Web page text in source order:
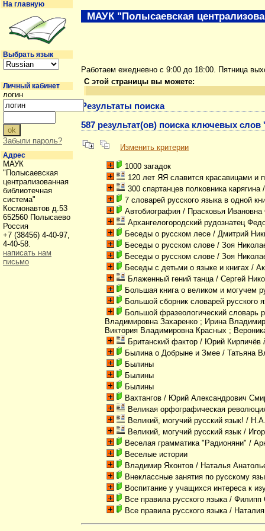
Работаем ежедневно с 9:00 до 18:00. Пятница
С этой страницы вы можете:
Результаты поиска
587 результат(ов) поиска ключевых слов
Изменить критерии
1000 загадок
120 лет ЯЯ славится красавицами и
300 спартанцев полковника карягина/
7 словарей русского языка в одной
Автобиография / Прасковья
Архангелогородский рудознатец
Беседы о русском лесе / Дмитрий
Беседы о русском слове / Зоя
Беседы о русском слове / Зоя
Беседы с детьми о языке и книгах /
Блаженный гений танца/ Сергей
Большая книга о великом и могучем
Большой сборник словарей русского
Большой фразеологический словарь
Владимировна Захаренко ; Ирина
Виктория Владимировна Красных ;
Британский фактор / Юрий Кирпичёв
Былина о Добрыне и Змее / Татьяна
Былины
Былины
Былины
Вахтангов / Юрий Александрович
Великая орфографическая
Великий, могучий русский язык! /
Великий, могучий русский язык /
Веселая грамматика "Радионяни" /
Веселые истории
Владимир Яхонтов / Наталья
Внеклассные занятия по русскому
Воспитание у учащихся интереса к
Все правила русского языка/ Филипп
Все правила русского языка/
МАУК "Полысаевская
На главную
Выбрать язык
Личный кабинет
логин
Забыли пароль?
Адрес
МАУК
"Полысаевская
централизованная
библиотечная
система"
Космонавтов д.53
652560 Полысаево
Россия
+7 (38456) 4-40-97,
4-40-58.
написать нам
письмо